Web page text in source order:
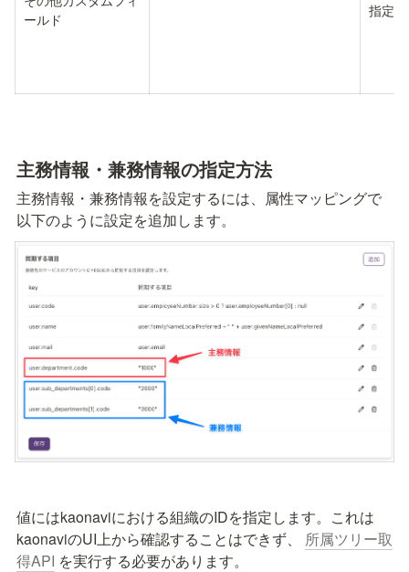
ールド
指定
主務情報・兼務情報の指定方法
主務情報・兼務情報を設定するには、属性マッピングで
以下のように設定を追加します。
値にはkaonaviにおける組織のIDを指定します。これは
kaonaviのUI上から確認することはできず、 所属ツリー取
得API を実行する必要があります。